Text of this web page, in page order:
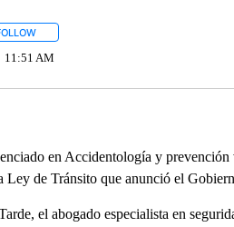
FOLLOW "" TO RECEIVE NOTIFICATIONS
11:51 AM
en Accidentología y
Ley de Tránsito que anunció el
el abogado especialista en